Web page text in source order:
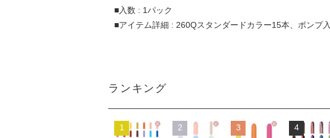
■入数 : 1パック
■アイテム詳細 : 260Qスタンダードカラー15本、ポンプ入
ランキング
1 2 3 4